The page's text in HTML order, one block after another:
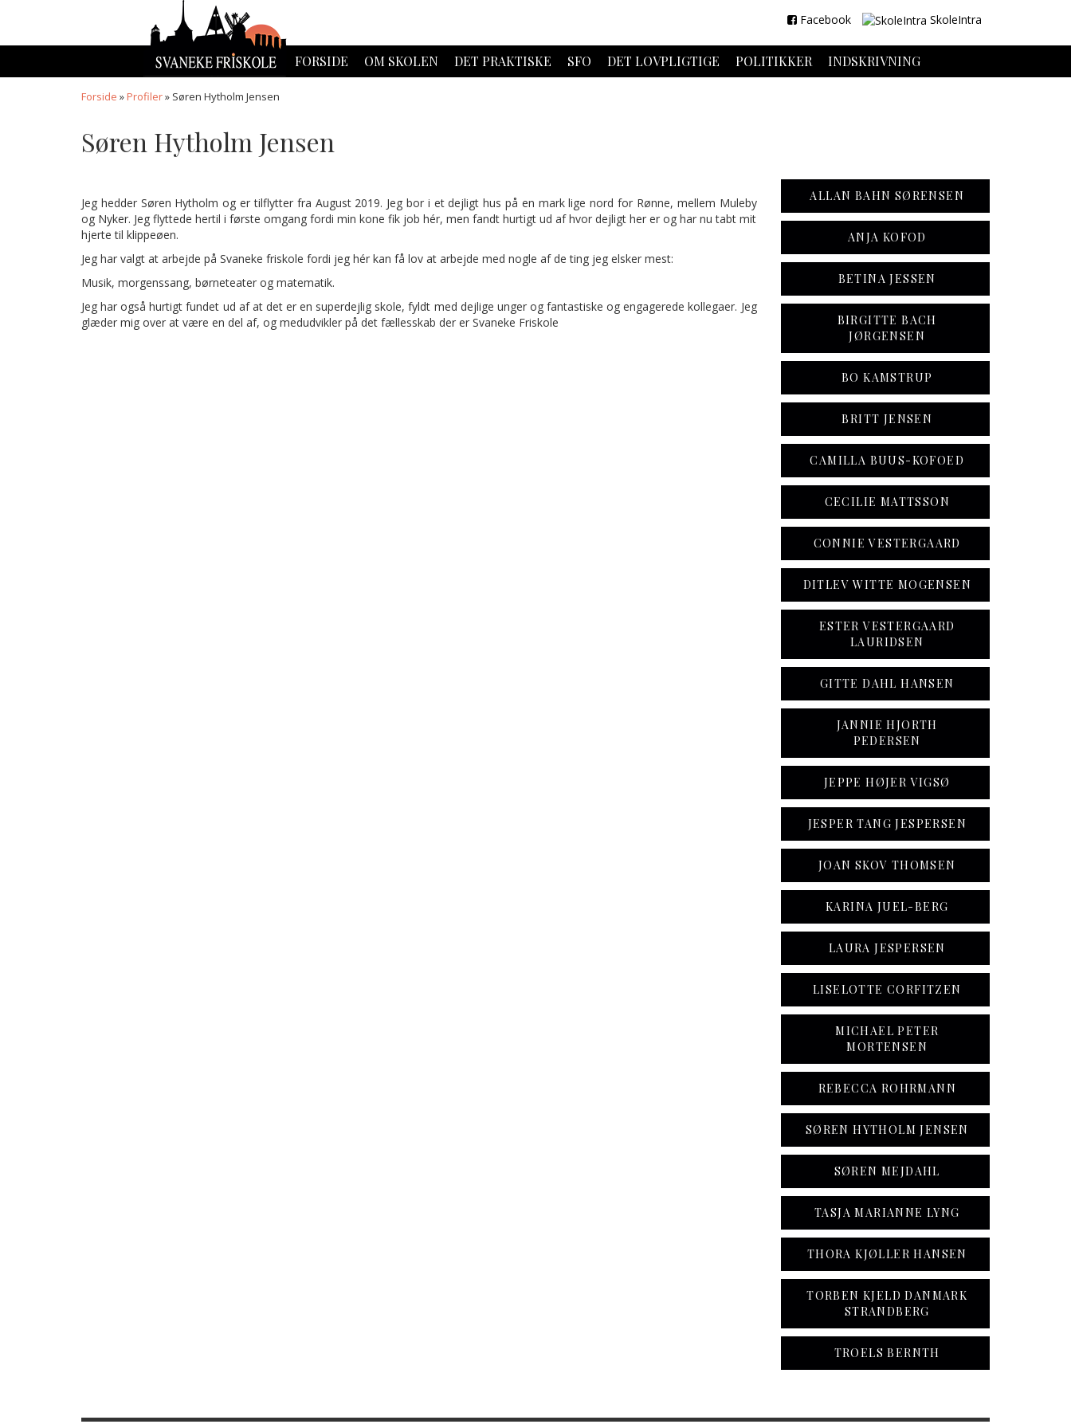
Facebook SkoleIntra
FORSIDE OM SKOLEN DET PRAKTISKE SFO DET LOVPLIGTIGE POLITIKKER INDSKRIVNING
Forside »Profiler» Søren Hytholm Jensen
Søren Hytholm Jensen
Jeg hedder Søren Hytholm og er tilflytter fra August 2019. Jeg bor i et dejligt hus på en mark lige nord for Rønne, mellem Muleby
og Nyker. Jeg flyttede hertil i første omgang fordi min kone fik job hér, men fandt hurtigt ud af hvor dejligt her er og har nu tabt mit
hjerte til klippeøen.
Jeg har valgt at arbejde på Svaneke friskole fordi jeg hér kan få lov at arbejde med nogle af de ting jeg elsker mest:
Musik, morgenssang, børneteater og matematik.
Jeg har også hurtigt fundet ud af at det er en superdejlig skole, fyldt med dejlige unger og fantastiske og engagerede kollegaer. Jeg
glæder mig over at være en del af, og medudvikler på det fællesskab der er Svaneke Friskole
ALLAN BAHN SØRENSEN
ANJA KOFOD
BETINA JESSEN
BIRGITTE BACH
JØRGENSEN
BO KAMSTRUP
BRITT JENSEN
CAMILLA BUUS-KOFOED
CECILIE MATTSSON
CONNIE VESTERGAARD
DITLEV WITTE MOGENSEN
ESTER VESTERGAARD
LAURIDSEN
GITTE DAHL HANSEN
JANNIE HJORTH
PEDERSEN
JEPPE HØJER VIGSØ
JESPER TANG JESPERSEN
JOAN SKOV THOMSEN
KARINA JUEL-BERG
LAURA JESPERSEN
LISELOTTE CORFITZEN
MICHAEL PETER
MORTENSEN
REBECCA ROHRMANN
SØREN HYTHOLM JENSEN
SØREN MEJDAHL
TASJA MARIANNE LYNG
THORA KJØLLER HANSEN
TORBEN KJELD DANMARK
STRANDBERG
TROELS BERNTH